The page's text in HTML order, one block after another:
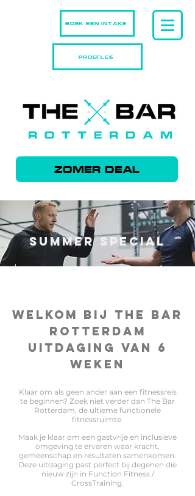
PROEFLES
BOEK EEN INTAKE
ZOMER DEAL
SUMMER SPECIAL
Welkom bij The Bar
Rotterdam
Uitdaging van 6
weken
Klaar om als geen ander aan een fitnessreis
te beginnen? Zoek niet verder dan The Bar
Rotterdam, de ultieme functionele
fitnessruimte.
Maak je klaar om een gastvrije en inclusieve
omgeving te ervaren waar kracht,
gemeenschap en resultaten samenkomen.
Deze uitdaging past perfect bij degenen die
nieuw zijn in Function Fitness /
CrossTraining.